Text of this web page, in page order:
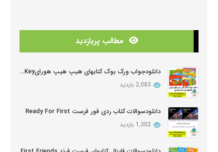
دانلود دوره آموزشی Wider World ویرایش دوم
دانلود سوالات کتابهای Oxford Discover
مطالب پربازدید
دانلودجواب ورک بوک کتابهای هیپ هیپ هورایHip Hip Hooray Workbook Key
2,083 بازدید
دانلودسوالات کتاب ردی فور فرست Ready For First
1,302 بازدید